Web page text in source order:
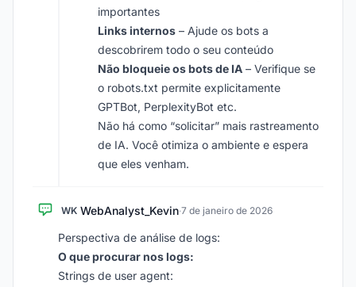
importantes
Links internos – Ajude os bots a
descobrirem todo o seu conteúdo
Não bloqueie os bots de IA – Verifique se
o robots.txt permite explicitamente
GPTBot, PerplexityBot etc.
Não há como “solicitar” mais rastreamento
de IA. Você otimiza o ambiente e espera
que eles venham.
WK WebAnalyst_Kevin·7 de janeiro de 2026
Perspectiva de análise de logs:
O que procurar nos logs:
Strings de user agent: